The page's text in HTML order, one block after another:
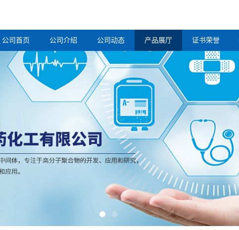
公司首页 公司介绍 公司动态 产品展厅 证书荣誉